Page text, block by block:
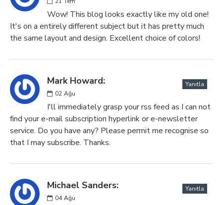
Wow! This blog looks exactly like my old one!
It's on a entirely different subject but it has pretty much
the same layout and design. Excellent choice of colors!
Mark Howard:
02 Ağu
Yanıtla
I'll immediately grasp your rss feed as I can not
find your e-mail subscription hyperlink or e-newsletter
service. Do you have any? Please permit me recognise so
that I may subscribe. Thanks.
Michael Sanders:
04 Ağu
Yanıtla